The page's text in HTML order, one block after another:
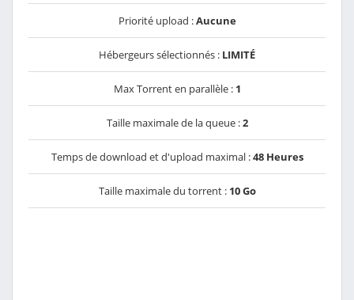
Priorité upload :Aucune
Hébergeurs sélectionnés : LIMITÉ
Max Torrent en parallèle : 1
Taille maximale de la queue :2
Temps de download et d'upload maximal :48 Heures
Taille maximale du torrent : 10 Go